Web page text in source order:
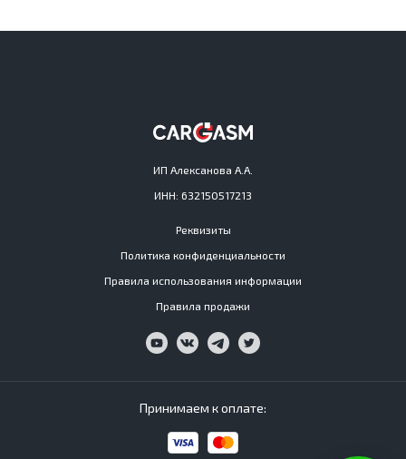
ИП Алексанова А.А.
ИНН: 632150517213
Реквизиты
Политика конфиденциальности
Правила использования информации
Правила продажи
Принимаем к оплате: